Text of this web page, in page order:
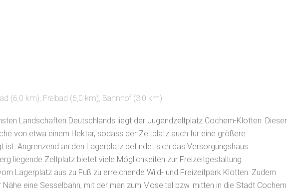
(6,0 km), Freibad (6,0 km), Bahnhof (3,0 km)
Landschaften Deutschlands liegt der Jugendzeltplatz Cochem-Klotten. Dieser
von etwa einem Hektar, sodass der Zeltplatz auch für eine größere
ist. Angrenzend an den Lagerplatz befindet sich das Versorgungshaus.
liegende Zeltplatz bietet viele Möglichkeiten zur Freizeitgestaltung.
Lagerplatz aus zu Fuß zu erreichende Wild- und Freizeitpark Klotten. Zudem
eine Sesselbahn, mit der man zum Moseltal bzw. mitten in die Stadt Cochem